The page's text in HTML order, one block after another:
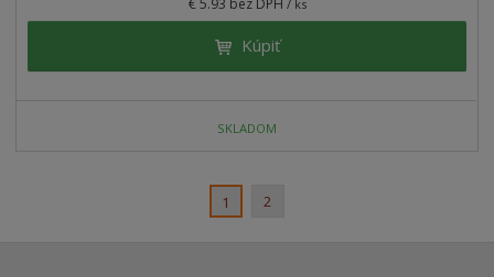
€ 5.93 bez DPH / ks
Kúpiť
SKLADOM
1 2